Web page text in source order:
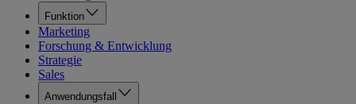
Funktion
Marketing
Forschung & Entwicklung
Strategie
Sales
Anwendungsfall